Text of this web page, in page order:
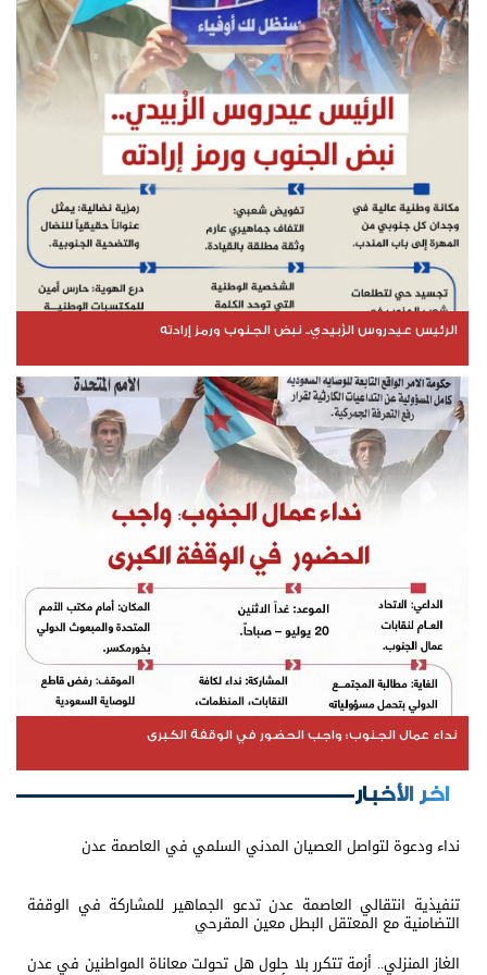
الرئيس عيدروس الزُبيدي.. نبض الجنوب ورمز إرادته
نداء عمال الجنوب: واجب الحضور في الوقفة الكبرى
اخر الأخبار
نداء ودعوة لتواصل العصيان المدني السلمي في العاصمة عدن
تنفيذية انتقالي العاصمة عدن تدعو الجماهير للمشاركة في الوقفة
التضامنية مع المعتقل البطل معين المقرحي
الغاز المنزلي.. أزمة تتكرر بلا حلول هل تحولت معاناة المواطنين في عدن